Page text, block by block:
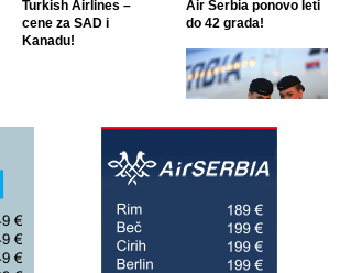
Turkish Airlines –
cene za SAD i
Kanadu!
Air Serbia ponovo leti
do 42 grada!
Air Serbia ponovo leti